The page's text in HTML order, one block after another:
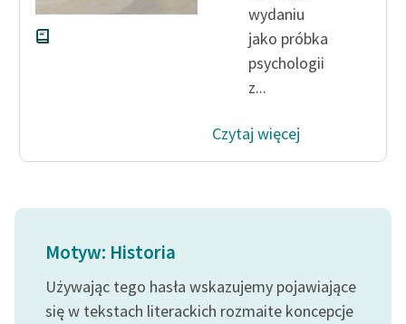
wydaniu
jako próbka
psychologii
z...
Czytaj więcej
Motyw: Historia
Używając tego hasła wskazujemy pojawiające
się w tekstach literackich rozmaite koncepcje